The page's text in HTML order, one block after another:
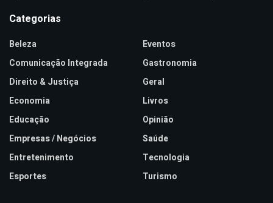
Categorias
Beleza
Comunicação Integrada
Direito & Justiça
Economia
Educação
Empresas / Negócios
Entretenimento
Esportes
Eventos
Gastronomia
Geral
Livros
Opinião
Saúde
Tecnologia
Turismo